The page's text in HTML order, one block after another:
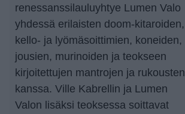
renessanssilauluyhtye Lumen Valo
yhdessä erilaisten doom-kitaroiden,
kello- ja lyömäsoittimien, koneiden,
jousien, murinoiden ja teokseen
kirjoitettujen mantrojen ja rukousten
kanssa. Ville Kabrellin ja Lumen
Valon lisäksi teoksessa soittavat